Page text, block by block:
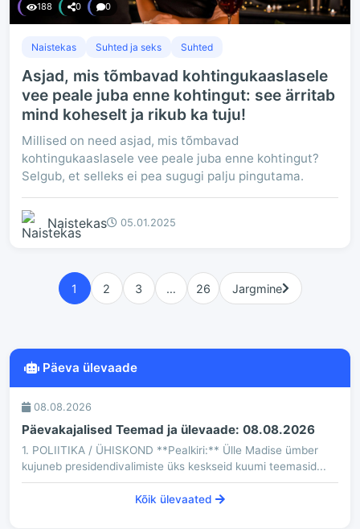
188 0 0
Naistekas Suhted ja seks Suhted
Asjad, mis tõmbavad kohtingukaaslasele
vee peale juba enne kohtingut: see ärritab
mind koheselt ja rikub ka tuju!
Millised on need asjad, mis tõmbavad
kohtingukaaslasele vee peale juba enne kohtingut?
Selgub, et selleks ei pea sugugi palju pingutama.
Naistekas 05.01.2025
1 2 3 … 26 Jargmine
Päeva ülevaade
08.08.2026
Päevakajalised Teemad ja ülevaade: 08.08.2026
1. POLIITIKA / ÜHISKOND **Pealkiri:** Ülle Madise ümber
kujuneb presidendivalimiste üks keskseid kuumi teemasid...
Kõik ülevaated